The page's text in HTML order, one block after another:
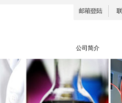
公司简介